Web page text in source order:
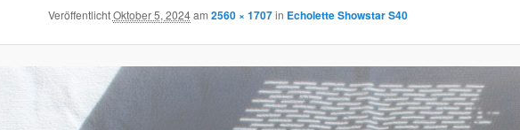
VeröffentlichtOktober 5, 2024am 2560 × 1707in Echolette Showstar S40